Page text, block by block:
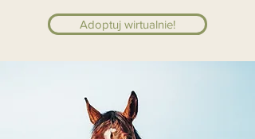
Adoptuj wirtualnie!